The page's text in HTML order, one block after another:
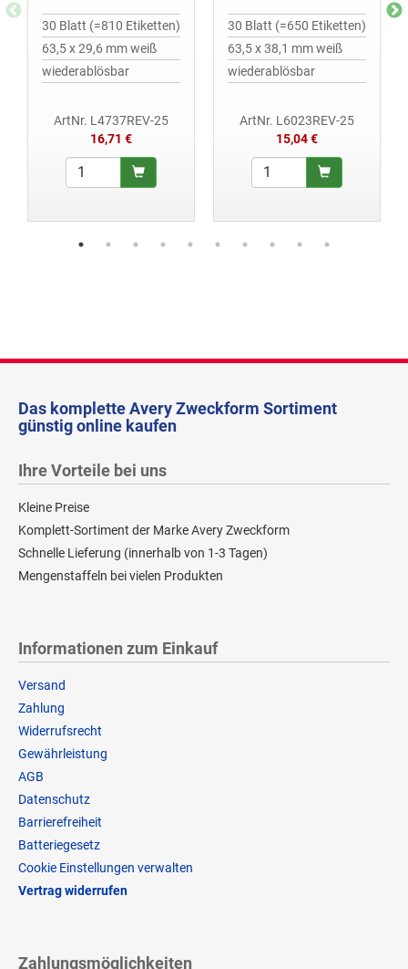
30 Blatt (=810 Etiketten)
63,5 x 29,6 mm weiß
wiederablösbar
ArtNr. L4737REV-25
16,71 €
30 Blatt (=650 Etiketten)
63,5 x 38,1 mm weiß
wiederablösbar
ArtNr. L6023REV-25
15,04 €
Das komplette Avery Zweckform Sortiment
günstig online kaufen
Ihre Vorteile bei uns
Kleine Preise
Komplett-Sortiment der Marke Avery Zweckform
Schnelle Lieferung (innerhalb von 1-3 Tagen)
Mengenstaffeln bei vielen Produkten
Informationen zum Einkauf
Versand
Zahlung
Widerrufsrecht
Gewährleistung
AGB
Datenschutz
Barrierefreiheit
Batteriegesetz
Cookie Einstellungen verwalten
Vertrag widerrufen
Zahlungsmöglichkeiten